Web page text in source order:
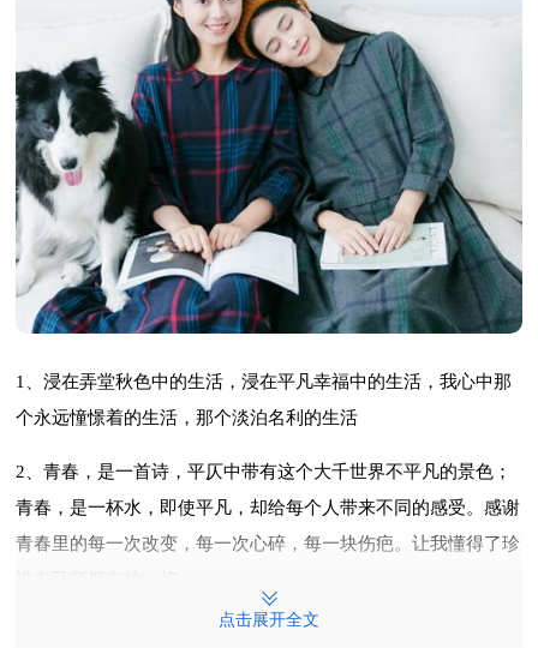
1、浸在弄堂秋色中的生活，浸在平凡幸福中的生活，我心中那
个永远憧憬着的生活，那个淡泊名利的生活
2、青春，是一首诗，平仄中带有这个大千世界不平凡的景色；
青春，是一杯水，即使平凡，却给每个人带来不同的感受。感谢
青春里的每一次改变，每一次心碎，每一块伤疤。让我懂得了珍
3、平凡不等于平庸，平淡，也不代表无奇。有时候，这样的生
点击展开全文